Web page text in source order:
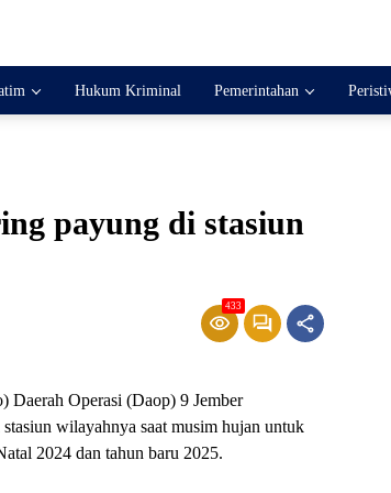
Hukum Kriminal Pemerintahan
payung di stasiun
433
Daerah Operasi (Daop) 9 Jember
wilayahnya saat musim hujan untuk
2024 dan tahun baru 2025.